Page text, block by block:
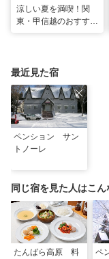
涼しい夏を満喫！関
東・甲信越のおすすめ
最近見た宿
ペンション サン
トノーレ
同じ宿を見た人はこ
たんばら高原 料
ペ